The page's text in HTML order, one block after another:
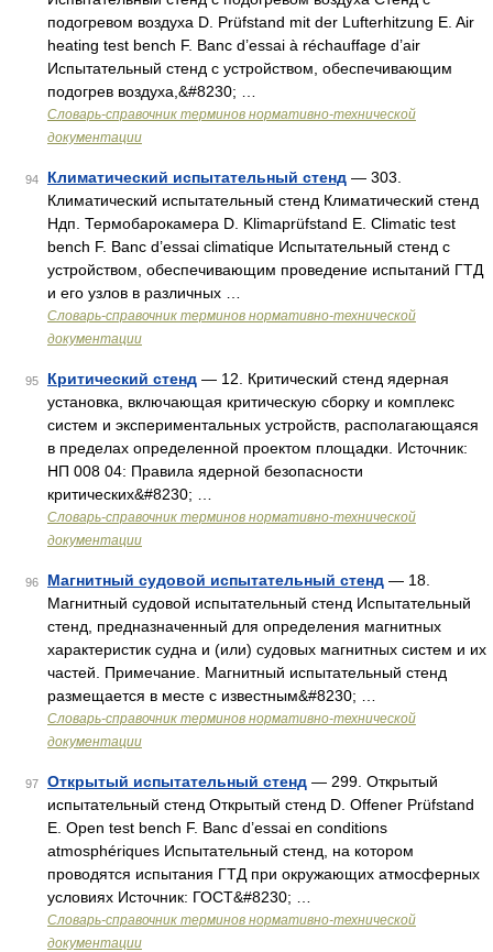
подогревом воздуха D. Prüfstand mit der Lufterhitzung E. Air
heating test bench F. Banc d’essai à réchauffage d’air
Испытательный стенд с устройством, обеспечивающим
подогрев воздуха,&#8230; …
Словарь-справочник терминов нормативно-технической
документации
94 Климатический испытательный стенд — 303.
Климатический испытательный стенд Климатический стенд
Ндп. Термобарокамера D. Klimaprüfstand Е. Climatic test
bench F. Banc d’essai climatique Испытательный стенд с
устройством, обеспечивающим проведение испытаний ГТД
и его узлов в различных …
Словарь-справочник терминов нормативно-технической
документации
95 Критический стенд — 12. Критический стенд ядерная
установка, включающая критическую сборку и комплекс
систем и экспериментальных устройств, располагающаяся
в пределах определенной проектом площадки. Источник:
НП 008 04: Правила ядерной безопасности
критических&#8230; …
Словарь-справочник терминов нормативно-технической
документации
96 Магнитный судовой испытательный стенд — 18.
Магнитный судовой испытательный стенд Испытательный
стенд, предназначенный для определения магнитных
характеристик судна и (или) судовых магнитных систем и их
частей. Примечание. Магнитный испытательный стенд
размещается в месте с известным&#8230; …
Словарь-справочник терминов нормативно-технической
документации
97 Открытый испытательный стенд — 299. Открытый
испытательный стенд Открытый стенд D. Offener Prüfstand
Е. Open test bench F. Banc d’essai en conditions
atmosphériques Испытательный стенд, на котором
проводятся испытания ГТД при окружающих атмосферных
условиях Источник: ГОСТ&#8230; …
Словарь-справочник терминов нормативно-технической
документации